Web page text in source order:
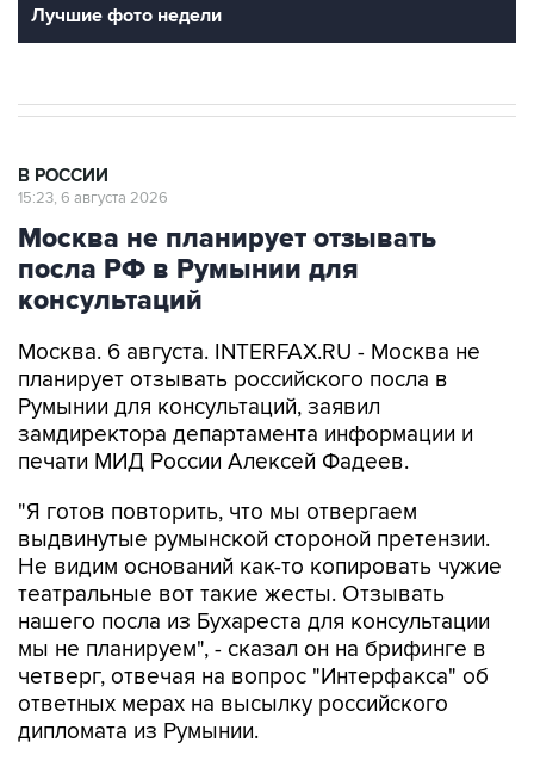
Лучшие фото недели
В РОССИИ
15:23, 6 августа 2026
Москва не планирует отзывать
посла РФ в Румынии для
консультаций
Москва. 6 августа. INTERFAX.RU - Москва не
планирует отзывать российского посла в
Румынии для консультаций, заявил
замдиректора департамента информации и
печати МИД России Алексей Фадеев.
"Я готов повторить, что мы отвергаем
выдвинутые румынской стороной претензии.
Не видим оснований как-то копировать чужие
театральные вот такие жесты. Отзывать
нашего посла из Бухареста для консультации
мы не планируем", - сказал он на брифинге в
четверг, отвечая на вопрос "Интерфакса" об
ответных мерах на высылку российского
дипломата из Румынии.